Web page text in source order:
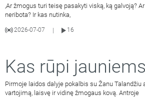
,Ar žmogus turi teisę pasakyti viską, ką galvoją?
neribota? Ir kas nutinka,
2026-07-07
16
Kas rūpi jauniems
Pirmoje laidos dalyje pokalbis su Žanu Talandžiu
vartojimą, laisvę ir vidinę žmogaus kovą. Antroje